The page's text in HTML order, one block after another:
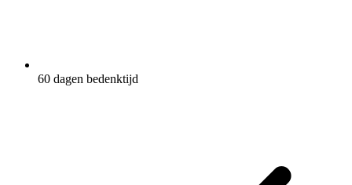
60 dagen bedenktijd